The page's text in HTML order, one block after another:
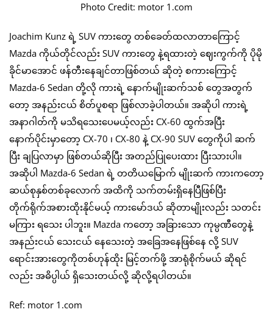
Photo Credit: motor 1.com
Joachim Kunz ရဲ့ SUV ကားတွေ တစ်ခေတ်ထလာတာကြောင့်
Mazda ကိုယ်တိုင်လည်း SUV ကားတွေ နဲ့ရထားတဲ့ ဈေးကွက်ကို ပိုမို
ခိုင်မာအောင် ဖန်တီးနေချင်တာဖြစ်တယ် ဆိုတဲ့ စကားကြောင့်
Mazda-6 Sedan တို့လို ကားရဲ့ နောက်မျိုးဆက်သစ် တွေအတွက်
တော့ အနည်းငယ် စိတ်ပူစရာ ဖြစ်လာခဲ့ပါတယ်။ အဆိုပါ ကားရဲ့
အနာဂါတ်ကို မသိရသေးပေမယ့်လည်း CX-60 ထွက်အပြီး
နောက်ပိုင်းမှာတော့ CX-70 ၊ CX-80 နဲ့ CX-90 SUV တွေကိုပါ ဆက်
ပြီး ချပြလာမှာ ဖြစ်တယ်ဆိုပြီး အတည်ပြုပေးထား ပြီးသားပါ။
အဆိုပါ Mazda-6 Sedan ရဲ့ တတိယမြောက် မျိုးဆက် ကားကတော့
ဆယ်စုနှစ်တစ်ခုလောက် အထိကို သက်တမ်းရှိနေပြီဖြစ်ပြီး
တိုက်ရိုက်အစားထိုးနိုင်မယ့် ကားမော်ဒယ် ဆိုတာမျိုးလည်း သတင်း
မကြား ရသေး ပါဘူး။ Mazda ကတော့ အခြားသော ကုမ္ပဏီတွေနဲ့
အနည်းငယ် သေးငယ် နေသေးတဲ့ အခြေအနေဖြစ်နေ လို့ SUV
ရောင်းအားတွေကိုတစ်ဟုန်ထိုး မြင့်တက်ဖို့ အာရုံစိုက်မယ် ဆိုရင်
လည်း အဓိပ္ပါယ် ရှိသေးတယ်လို့ ဆိုလို့ရပါတယ်။
Ref: motor 1.com